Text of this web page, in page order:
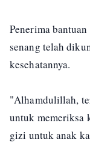
Penerima
senang telah
kesehatannya.
"Alhamdulillah,
untuk memeriksa
gizi untuk anak